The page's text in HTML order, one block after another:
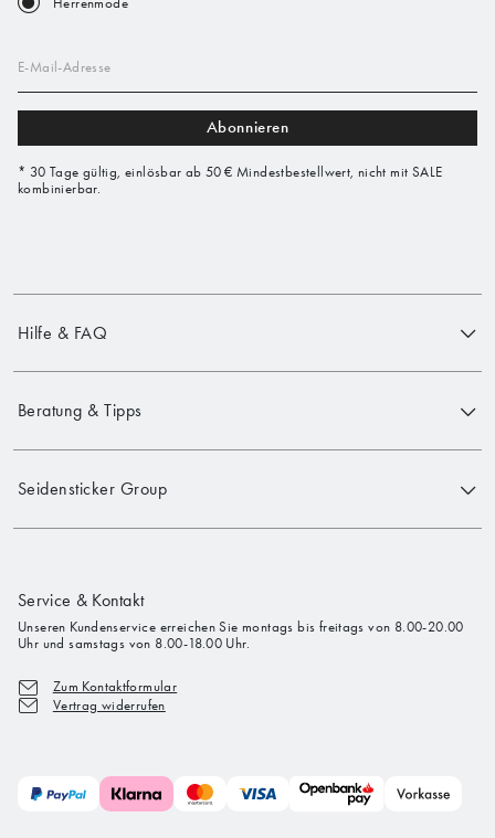
E-Mail-Adresse
Abonnieren
* 30 Tage gültig, einlösbar ab 50 € Mindestbestellwert, nicht mit SALE
kombinierbar.
Hilfe & FAQ
Beratung & Tipps
Seidensticker Group
Service & Kontakt
Unseren Kundenservice erreichen Sie montags bis freitags von 8.00-20.00
Uhr und samstags von 8.00-18.00 Uhr.
Zum Kontaktformular
Vertrag widerrufen